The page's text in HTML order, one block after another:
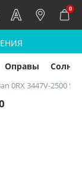
0
Оправы
0RX 3447V-2500 50